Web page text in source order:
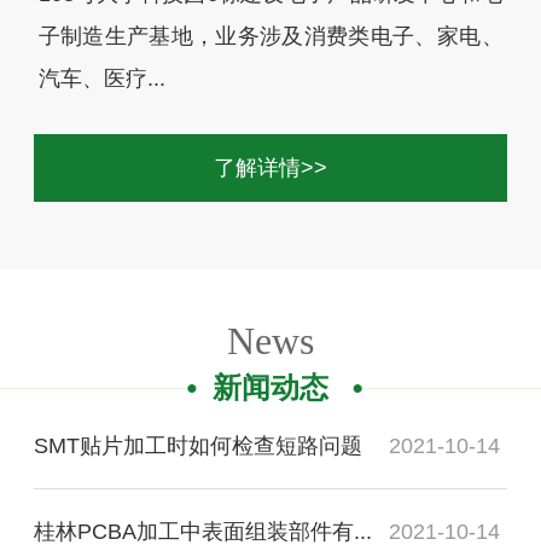
子制造生产基地，业务涉及消费类电子、家电、
汽车、医疗...
了解详情>>
News
新闻动态
SMT贴片加工时如何检查短路问题 2021-10-14
桂林PCBA加工中表面组装部件有... 2021-10-14